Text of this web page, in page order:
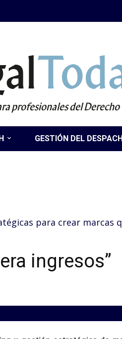
profesionales del Derecho
GESTIÓN DEL
para crear marcas
ingresos”